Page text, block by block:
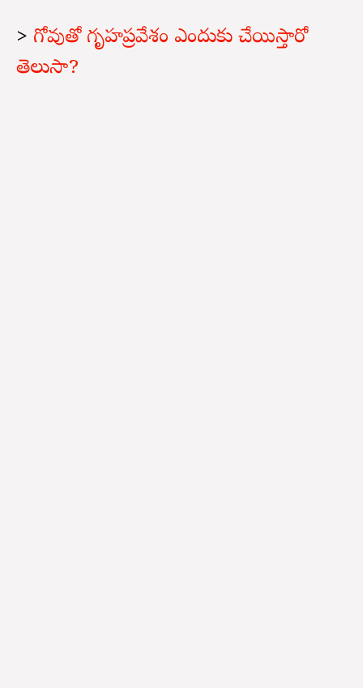
> గోవుతో గృహప్రవేశం ఎందుకు చేయిస్తారో
తెలుసా?